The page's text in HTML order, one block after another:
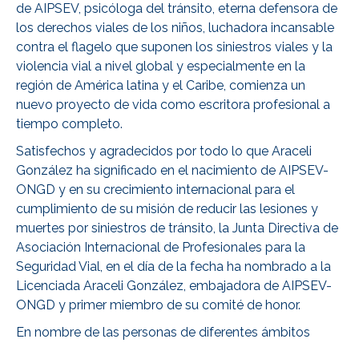
de AIPSEV, psicóloga del tránsito, eterna defensora de
los derechos viales de los niños, luchadora incansable
contra el flagelo que suponen los siniestros viales y la
violencia vial a nivel global y especialmente en la
región de América latina y el Caribe, comienza un
nuevo proyecto de vida como escritora profesional a
tiempo completo.
Satisfechos y agradecidos por todo lo que Araceli
González ha significado en el nacimiento de AIPSEV-
ONGD y en su crecimiento internacional para el
cumplimiento de su misión de reducir las lesiones y
muertes por siniestros de tránsito, la Junta Directiva de
Asociación Internacional de Profesionales para la
Seguridad Vial, en el día de la fecha ha nombrado a la
Licenciada Araceli González, embajadora de AIPSEV-
ONGD y primer miembro de su comité de honor.
En nombre de las personas de diferentes ámbitos